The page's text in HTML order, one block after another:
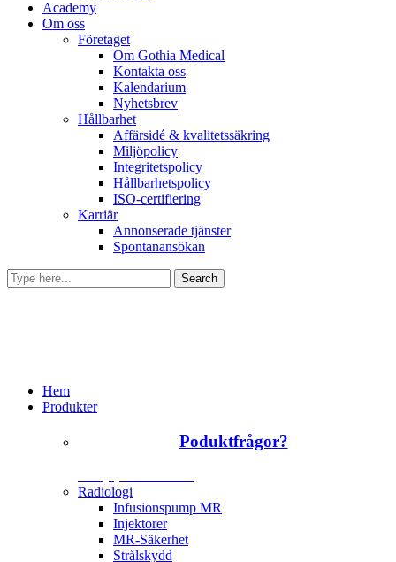
Academy
Om oss
Företaget
Om Gothia Medical
Kontakta oss
Kalendarium
Nyhetsbrev
Hållbarhet
Affärsidé & kvalitetssäkring
Miljöpolicy
Integritetspolicy
Hållbarhetspolicy
ISO-certifiering
Karriär
Annonserade tjänster
Spontanansökan
Hem
Produkter
Poduktfrågor?
Radiologi
Infusionspump MR
Injektorer
MR-Säkerhet
Strålskydd